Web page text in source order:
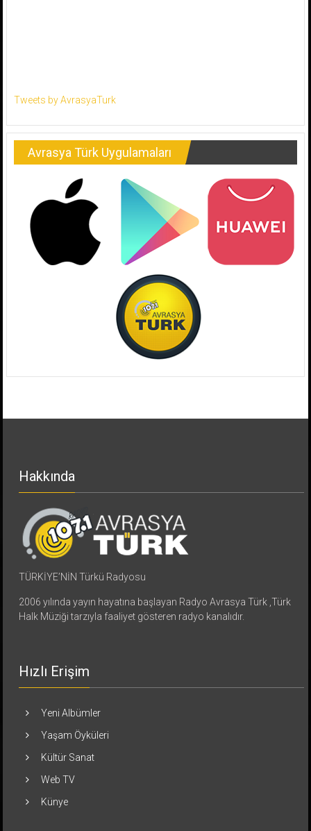
Tweets by AvrasyaTurk
Avrasya Türk Uygulamaları
Hakkında
TÜRKİYE’NİN Türkü Radyosu
2006 yılında yayın hayatına başlayan Radyo Avrasya Türk ,Türk
Halk Müziği tarzıyla faaliyet gösteren radyo kanalıdır.
Hızlı Erişim
Yeni Albümler
Yaşam Öyküleri
Kültür Sanat
Web TV
Künye